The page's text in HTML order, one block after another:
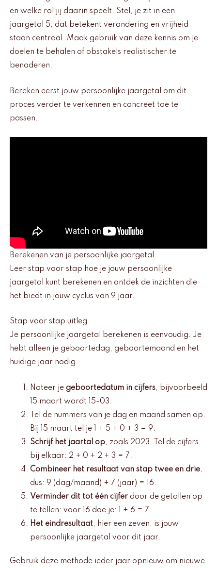
en welke rol jij daarin speelt. Stel, je zit in een
jaargetal 5; dat betekent verandering en vrijheid
staan centraal. Maak gebruik van deze kennis om je
doelen te behalen of obstakels realistischer te
benaderen.
Bereken eerst jouw persoonlijke jaargetal om dit
proces verder te verkennen en concreet toe te
passen.
Berekenen van je persoonlijke jaargetal
Leer stap voor stap hoe je jouw persoonlijke
jaargetal kunt berekenen en ontdek de inzichten die
het biedt in jouw cyclus van 9 jaar.
Stap voor stap uitleg
Je persoonlijke jaargetal berekenen is eenvoudig. Je
hebt alleen je geboortedag, geboortemaand en het
huidige jaar nodig.
Noteer je geboortedatum in cijfers, bijvoorbeeld
15 maart wordt 15-03.
Tel de nummers van je dag en maand samen op.
Bij 15 maart tel je 1 + 5 + 0 + 3 = 9.
Schrijf het jaartal op, zoals 2023. Tel de cijfers
bij elkaar: 2 + 0 + 2 + 3 = 7.
Combineer het resultaat van stap twee en drie,
dus: 9 (dag/maand) + 7 (jaar) = 16.
Verminder dit tot één cijfer door de getallen op
te tellen: voor 16 doe je: 1 + 6 = 7.
Het eindresultaat, hier een zeven, is jouw
persoonlijke jaargetal voor dit jaar.
Gebruik deze methode ieder jaar opnieuw om nieuwe